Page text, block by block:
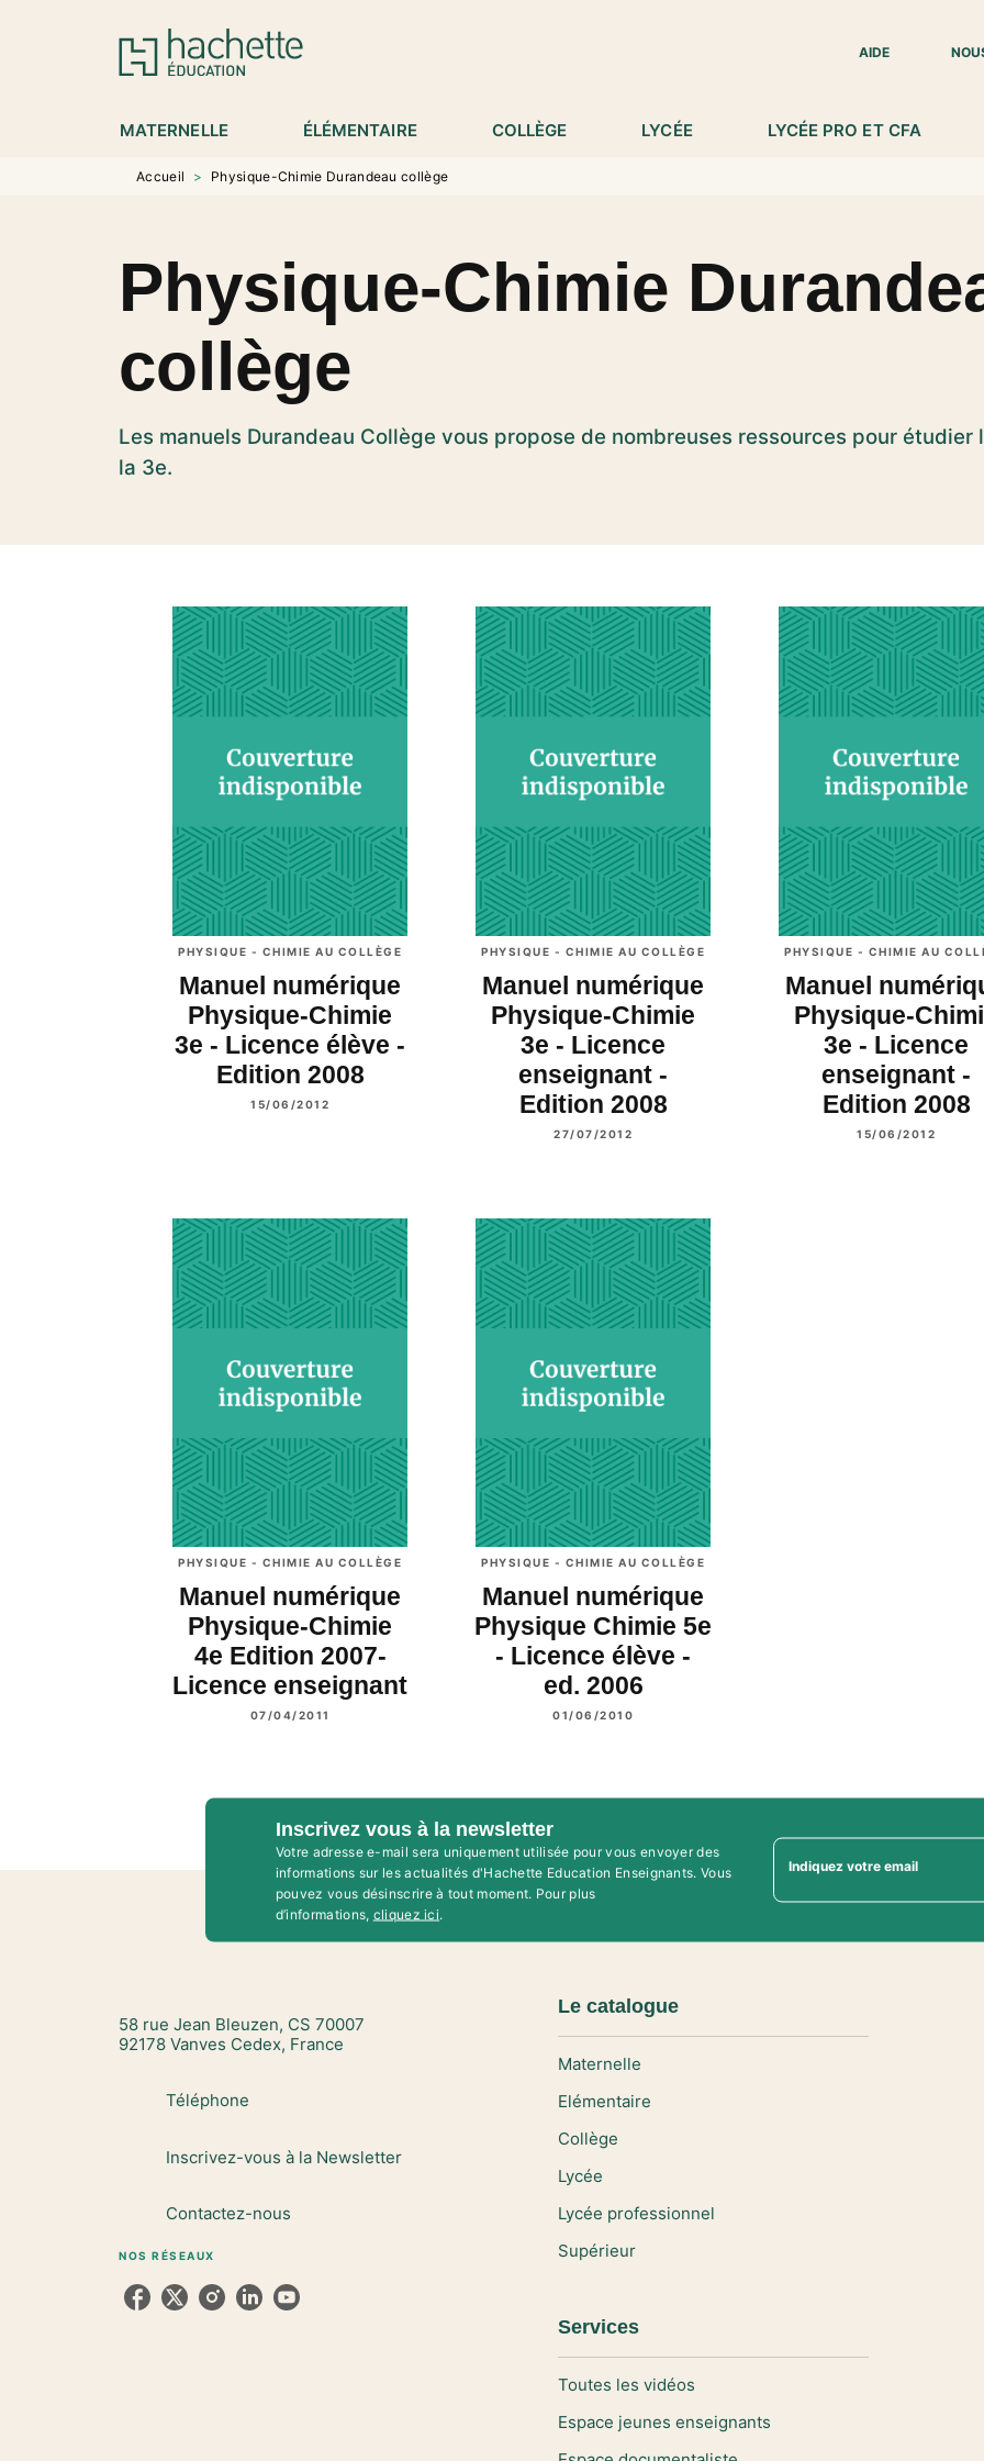
MENU RECHERCHE
AIDE
MATERNELLE ÉLÉMENTAIRE COLLÈGE LYCÉE LYCÉE PRO ET CFA
Accueil > Physique-Chimie Durandeau collège
Physique-Chimie
collège
Les manuels Durandeau Collège vous propose de nombreuses ressources pour
la 3e.
PHYSIQUE - CHIMIE AU COLLÈGE
Manuel numérique
Physique-Chimie
3e - Licence élève -
Edition 2008
15/06/2012
PHYSIQUE - CHIMIE AU COLLÈGE
Manuel numérique
Physique-Chimie
3e - Licence
enseignant -
Edition 2008
27/07/2012
PHYSIQUE - CHIMIE AU
Manuel
Physique-
3e - Licence
enseignant -
Edition 2008
15/06/2012
PHYSIQUE - CHIMIE AU COLLÈGE
Manuel numérique
Physique-Chimie
4e Edition 2007-
Licence enseignant
07/04/2011
PHYSIQUE - CHIMIE AU COLLÈGE
Manuel numérique
Physique Chimie 5e
- Licence élève -
ed. 2006
01/06/2010
Inscrivez vous à la newsletter
Votre adresse e-mail sera uniquement utilisée pour vous envoyer des
informations sur les actualités d'Hachette Education Enseignants. Vous
pouvez vous désinscrire à tout moment. Pour plus
d’informations, cliquez ici.
Indiquez votre email
58 rue Jean Bleuzen, CS 70007
92178 Vanves Cedex, France
Téléphone
Inscrivez-vous à la Newsletter
Contactez-nous
NOS RÉSEAUX
Le catalogue
Maternelle
Elémentaire
Collège
Lycée
Lycée professionnel
Supérieur
Services
Toutes les vidéos
Espace jeunes enseignants